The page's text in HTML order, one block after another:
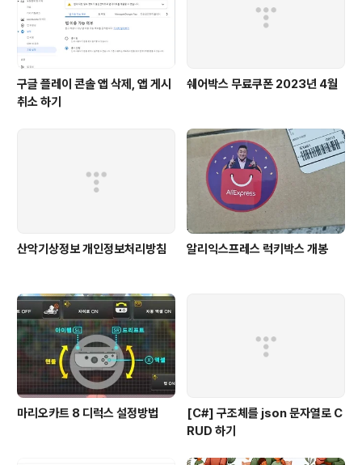
구글 플레이 콘솔 앱 삭제, 앱 게시
취소 하기
쉐어박스 무료쿠폰 2023년 4월
산악기상정보 개인정보처리방침 알리익스프레스 럭키박스 개봉
마리오카트 8 디럭스 설정방법
[C#] 구조체를 json 문자열로 C
RUD 하기